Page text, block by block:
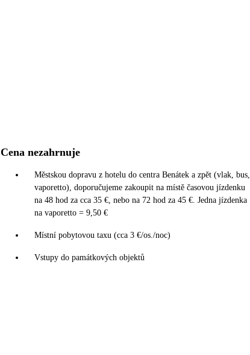
Cena nezahrnuje
Městskou dopravu z hotelu do centra Benátek a zpět (vlak, bus,
vaporetto), doporučujeme zakoupit na místě časovou jízdenku
na 48 hod za cca 35 €, nebo na 72 hod za 45 €. Jedna jízdenka
na vaporetto = 9,50 €
Místní pobytovou taxu (cca 3 €/os./noc)
Vstupy do památkových objektů